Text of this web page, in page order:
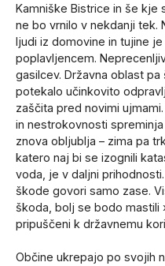
Kamniške Bistrice in še kje
ne bo vrnilo v nekdanji tek.
ljudi iz domovine in tujine
poplavljencem.
gasilcev. Državna oblast
potekalo učinkovito
zaščita pred novimi
in nestrokovnosti
znova obljublja – zima pa
katero naj bi se izognili
voda, je v daljni
škode govori samo zase.
škoda, bolj se bodo mastili
pripuščeni k državnemu
Občine ukrepajo po svojih